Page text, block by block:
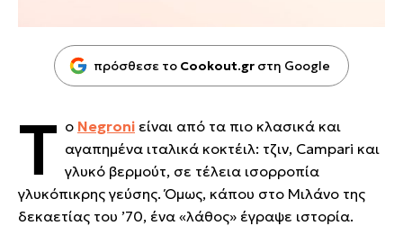
πρόσθεσε το Cookout.gr στη Google
Τ ο Negroni είναι από τα πιο κλασικά και
αγαπημένα ιταλικά κοκτέιλ: τζιν, Campari και
γλυκό βερμούτ, σε τέλεια ισορροπία
γλυκόπικρης γεύσης. Όμως, κάπου στο Μιλάνο της
δεκαετίας του ’70, ένα «λάθος» έγραψε ιστορία.